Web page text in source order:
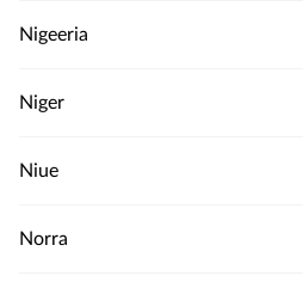
Nigeeria
Niger
Niue
Norra